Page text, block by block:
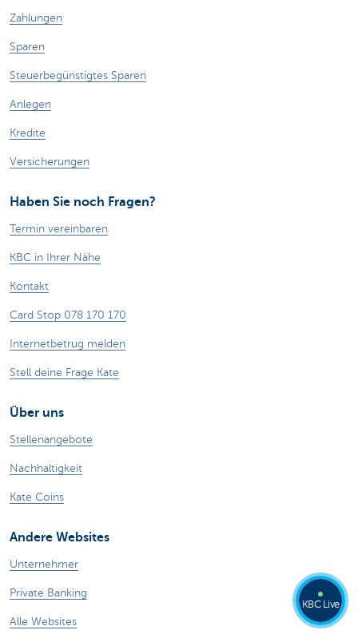
Zahlungen
Sparen
Steuerbegünstigtes Sparen
Anlegen
Kredite
Versicherungen
Haben Sie noch Fragen?
Termin vereinbaren
KBC in Ihrer Nähe
Kontakt
Card Stop 078 170 170
Internetbetrug melden
Stell deine Frage Kate
Über uns
Stellenangebote
Nachhaltigkeit
Kate Coins
Andere Websites
Unternehmer
Private Banking
Alle Websites
KBC Live